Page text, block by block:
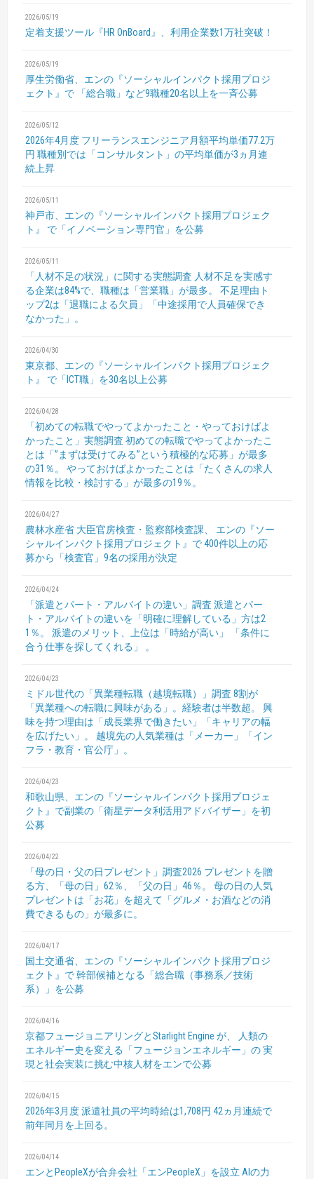
2026/05/19
定着支援ツール『HR OnBoard』、利用企業数1万社突破！
2026/05/19
厚生労働省、エンの『ソーシャルインパクト採用プロジ
ェクト』で 「総合職」など9職種20名以上を一斉公募
2026/05/12
2026年4月度 フリーランスエンジニア月額平均単価77.2万
円 職種別では「コンサルタント」の平均単価が3ヵ月連
続上昇
2026/05/11
神戸市、エンの『ソーシャルインパクト採用プロジェク
ト』
で「イノベーション専門官」を公募
2026/05/11
「人材不足の状況」に関する実態調査 人材不足を実感す
る企業は84%で、職種は「営業職」が最多。
不足理由ト
ップ2は「退職による欠員」「中途採用で人員確保でき
なかった」。
2026/04/30
東京都、エンの『ソーシャルインパクト採用プロジェク
ト』
で「ICT職」を30名以上公募
2026/04/28
「初めての転職でやってよかったこと・やっておけばよ
かったこと」実態調査 初めての転職でやってよかったこ
とは「”まずは受けてみる”という積極的な応募」が最多
の31％。
やっておけばよかったことは「たくさんの求人
情報を比較・検討する」が最多の19％。
2026/04/27
農林水産省 大臣官房検査・監察部検査課、
エンの『ソー
シャルインパクト採用プロジェクト』で400件以上の応
募から「検査官」9名の採用が決定
2026/04/24
「派遣とパート・アルバイトの違い」調査 派遣とパー
ト・アルバイトの違いを「明確に理解している」方は2
1％。
派遣のメリット、上位は「時給が高い」 「条件に
合う仕事を探してくれる」 。
2026/04/23
ミドル世代の「異業種転職（越境転職）」調査 8割が
「異業種への転職に興味がある」。経験者は半数超。
興
味を持つ理由は「成長業界で働きたい」「キャリアの幅
を広げたい」。
越境先の人気業種は「メーカー」「イン
フラ・教育・官公庁」。
2026/04/23
和歌山県、エンの『ソーシャルインパクト採用プロジェ
クト』で副業の「衛星データ利活用アドバイザー」を初
公募
2026/04/22
「母の日・父の日プレゼント」調査2026 プレゼントを贈
る方、「母の日」62％、「父の日」46％。
母の日の人気
プレゼントは「お花」を超えて「グルメ・お酒などの消
費できるもの」が最多に。
2026/04/17
国土交通省、エンの『ソーシャルインパクト採用プロジ
ェクト』で幹部候補となる「総合職（事務系／技術
系）」を公募
2026/04/16
京都フュージョニアリングとStarlight Engine が、
人類の
エネルギー史を変える「フュージョンエネルギー」の実
現と社会実装に挑む中核人材をエンで公募
2026/04/15
2026年3月度 派遣社員の平均時給は1,708円 42ヵ月連続で
前年同月を上回る。
2026/04/14
エンとPeopleXが合弁会社「エンPeopleX」を設立 AIの力